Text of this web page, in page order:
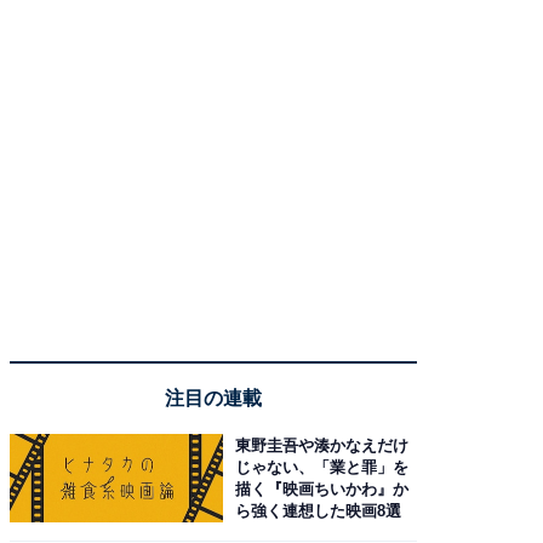
注目の連載
東野圭吾や湊かなえだけ
じゃない、「業と罪」を
描く『映画ちいかわ』か
ら強く連想した映画8選